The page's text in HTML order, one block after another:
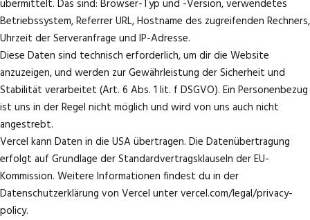
übermittelt. Das sind: Browser-Typ und -Version, verwendetes
Betriebssystem, Referrer URL, Hostname des zugreifenden Rechners,
Uhrzeit der Serveranfrage und IP-Adresse.
Diese Daten sind technisch erforderlich, um dir die Website
anzuzeigen, und werden zur Gewährleistung der Sicherheit und
Stabilität verarbeitet (Art. 6 Abs. 1 lit. f DSGVO). Ein Personenbezug
ist uns in der Regel nicht möglich und wird von uns auch nicht
angestrebt.
Vercel kann Daten in die USA übertragen. Die Datenübertragung
erfolgt auf Grundlage der Standardvertragsklauseln der EU-
Kommission. Weitere Informationen findest du in der
Datenschutzerklärung von Vercel unter vercel.com/legal/privacy-
policy.